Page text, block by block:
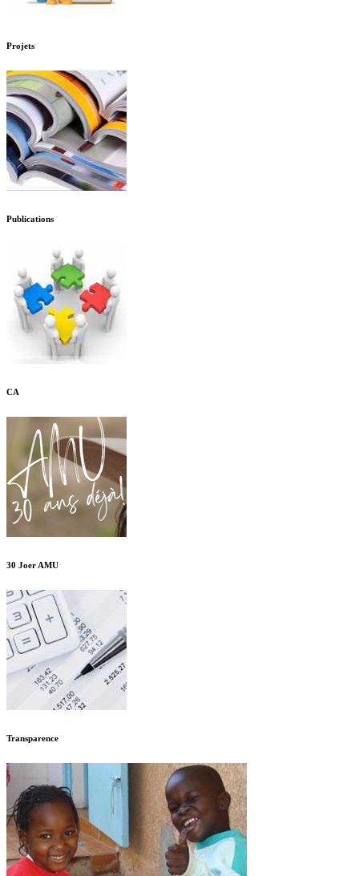
Projets
Publications
CA
30 Joer AMU
Transparence